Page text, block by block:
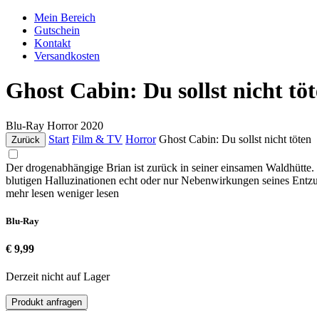
Mein Bereich
Gutschein
Kontakt
Versandkosten
Ghost Cabin: Du sollst nicht
Blu-Ray Horror 2020
Zurück Start Film & TV Horror Ghost Cabin: Du sollst nicht töten
Der drogenabhängige Brian ist zurück in seiner einsamen
blutigen Halluzinationen echt oder nur Nebenwirkungen seines
mehr lesen weniger lesen
Blu-Ray
€ 9,99
Derzeit nicht auf Lager
Produkt anfragen